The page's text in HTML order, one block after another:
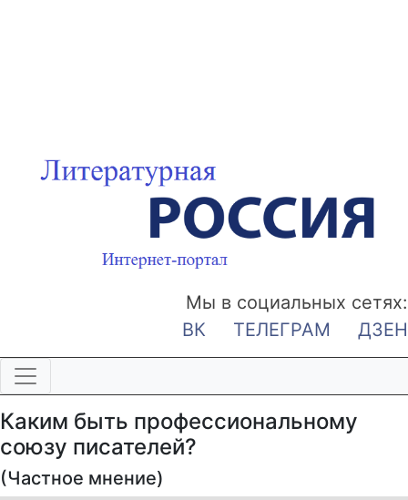
Мы в социальных сетях:
ВК
ТЕЛЕГРАМ ДЗЕН
Каким быть профессиональному
союзу писателей?
(Частное мнение)